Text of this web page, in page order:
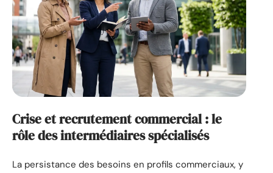
Crise et recrutement commercial : le
rôle des intermédiaires spécialisés
La persistance des besoins en profils commerciaux, y